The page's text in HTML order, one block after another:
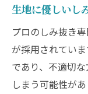
生地に優しいし
プロのしみ抜き
が採用されてい
であり、不適切
しまう可能性が